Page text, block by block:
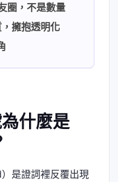
圈，不是數量
擁抱透明化
什麼是
是證詞裡反覆出現